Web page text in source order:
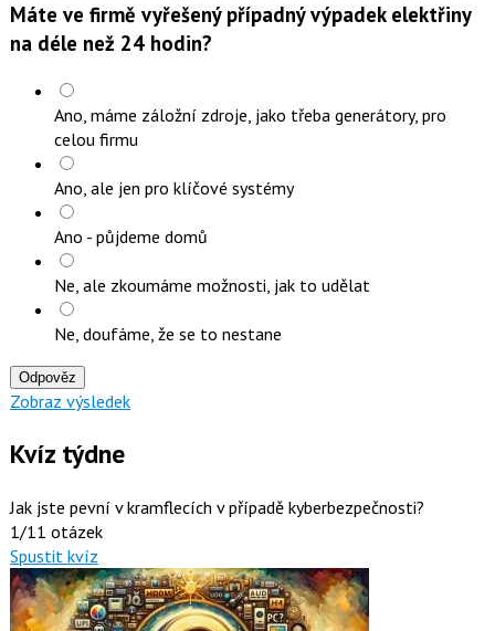
Máte ve firmě vyřešený případný výpadek elektřiny
na déle než 24 hodin?
Ano, máme záložní zdroje, jako třeba generátory, pro
celou firmu
Ano, ale jen pro klíčové systémy
Ano - půjdeme domů
Ne, ale zkoumáme možnosti, jak to udělat
Ne, doufáme, že se to nestane
Odpověz
Zobraz výsledek
Kvíz týdne
Jak jste pevní v kramflecích v případě kyberbezpečnosti?
1/11 otázek
Spustit kvíz